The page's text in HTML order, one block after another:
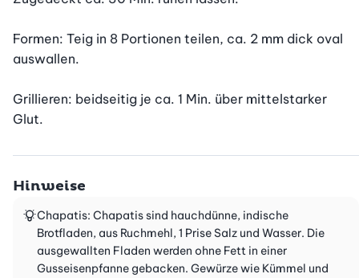
Formen: Teig in 8 Portionen teilen, ca. 2 mm dick oval
auswallen.
Grillieren: beidseitig je ca. 1 Min. über mittelstarker
Glut.
Hinweise
Chapatis: Chapatis sind hauchdünne, indische
Brotfladen, aus Ruchmehl, 1 Prise Salz und Wasser. Die
ausgewallten Fladen werden ohne Fett in einer
Gusseisenpfanne gebacken. Gewürze wie Kümmel und